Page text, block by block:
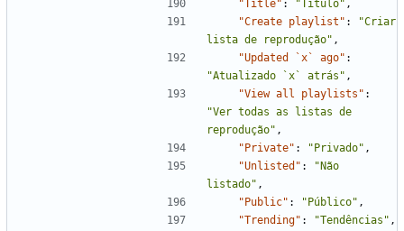
"Title" : "Título" ,
"Create playlist" :
"Criar
lista de reprodução" ,
"Updated `x` ago" :
"Atualizado `x` atrás" ,
"View all playlists" :
"Ver todas as listas de
reprodução" ,
"Private" : "Privado" ,
"Unlisted" :
"Não
listado" ,
"Public" : "Público" ,
"Trending" : "Tendências" ,